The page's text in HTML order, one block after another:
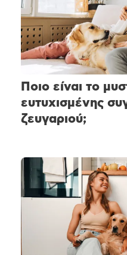
Ποιο είναι το
ευτυχισμένης
ζευγαριού;